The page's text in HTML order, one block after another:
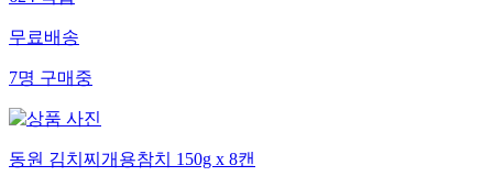
624적립
무료배송
7명구매중
동원 김치찌개용참치 150g x 8캔